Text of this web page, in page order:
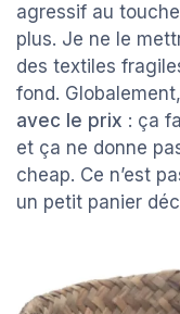
agressif au
plus. Je ne le
des textiles
fond.
avec le prix : ça
et ça ne donne
cheap. Ce n’est
un petit panier